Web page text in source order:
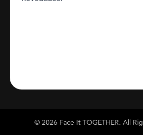
© 2026 Face It TOGETHER. All